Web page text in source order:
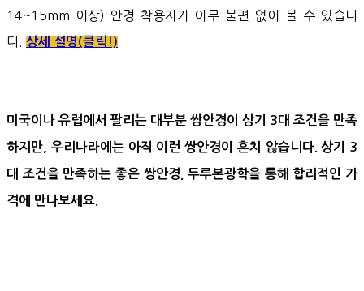
14~15mm 이상) 안경 착용자가 아무 불편 없이 볼 수 있습니
다. 상세 설명(클릭!)
미국이나 유럽에서 팔리는 대부분 쌍안경이 상기 3대 조건을 만족
하지만, 우리나라에는 아직 이런 쌍안경이 흔치 않습니다. 상기 3
대 조건을 만족하는 좋은 쌍안경, 두루본광학을 통해 합리적인 가
격에 만나보세요.